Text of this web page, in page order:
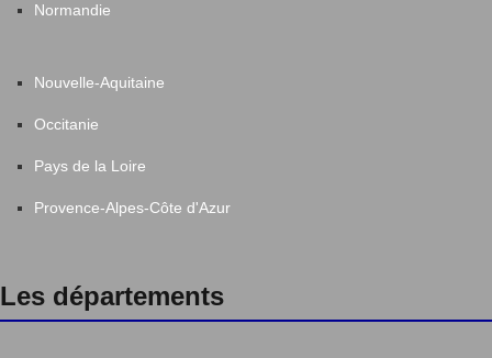
Normandie
Nouvelle-Aquitaine
Occitanie
Pays de la Loire
Provence-Alpes-Côte d'Azur
Les départements